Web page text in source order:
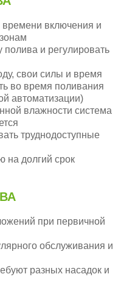
времени включения и
полива и регулировать
свои силы и время
во время поливания
автоматизации)
влажности система
труднодоступные
на долгий срок
при первичной
обслуживания и
разных насадок и